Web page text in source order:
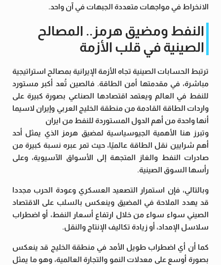
الانخراط في مواجهات متعددة الجبهات في آن واحد.
النفط ومضيق هرمز.. المصالح
الصينية في قلب الأزمة
ترتبط الحسابات الصينية تجاه الأزمة الإيرانية بمصالح استراتيجية
مباشرة، في مقدمتها أمن الطاقة. فالصين تُعد أكبر مستورد
للنفط في العالم ويعتمد اقتصادها الصناعي بصورة كبيرة على
واردات الطاقة القادمة من منطقة الخليج العربي وإيران لاسيما
أنها واحدة من أهم الدول المستوردة للنفط من ايران
وتبرز هنا الأهمية الجيوسياسية لمضيق هرمز الذي يمثل أحد
أهم شرايين نقل الطاقة عالميًا، حيث تمر عبره نسبة كبيرة من
صادرات النفط والغاز المتجهة إلى الأسواق الآسيوية، وعلى
رأسها السوق الصينية.
وبالتالي، فإن استمرار التصعيد العسكري وعودة الحرب مجددا
قد يهدد الملاحة في المضيق وينعكس بالسلب على الاقتصاد
الصيني سواء سواء من خلال ارتفاع أسعار النفط، أو اضطراب
سلاسل الإمداد، أو زيادة تكاليف الإنتاج والنقل.
كما أن أي اضطراب طويل الأمد في منطقة الخليج قد ينعكس
بصورة أوسع على معدلات النمو والتجارة العالمية، وهو ما يمثل